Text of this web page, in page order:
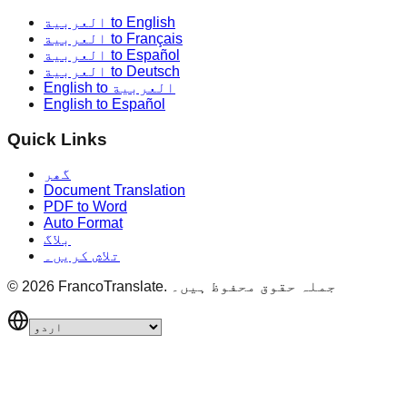
العربية to English
العربية to Français
العربية to Español
العربية to Deutsch
English to العربية
English to Español
Quick Links
گھر
Document Translation
PDF to Word
Auto Format
بلاگ
تلاش کریں۔
© 2026 FrancoTranslate. جملہ حقوق محفوظ ہیں۔